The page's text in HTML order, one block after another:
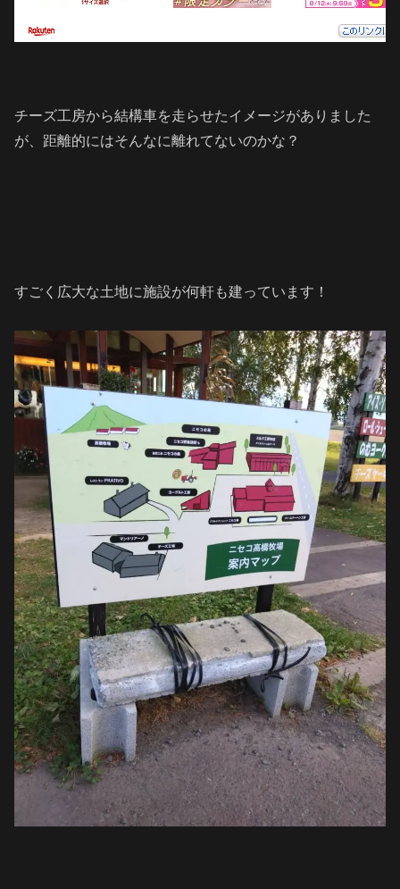
チーズ工房から結構車を走らせたイメージがありました
が、距離的にはそんなに離れてないのかな？
すごく広大な土地に施設が何軒も建っています！